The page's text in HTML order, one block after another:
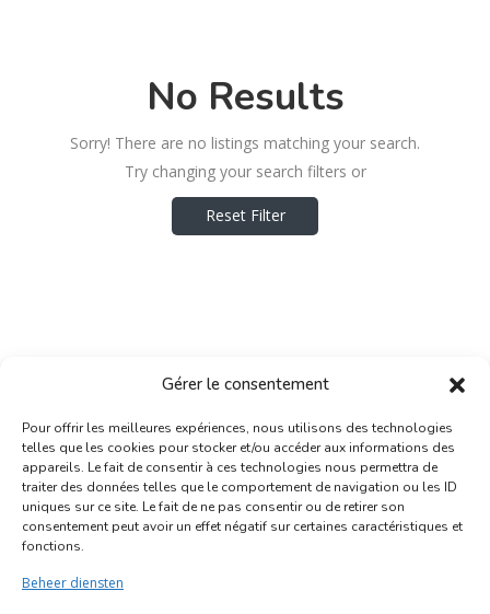
Gérer le consentement
Pour offrir les meilleures expériences, nous utilisons des technologies
telles que les cookies pour stocker et/ou accéder aux informations des
appareils. Le fait de consentir à ces technologies nous permettra de
traiter des données telles que le comportement de navigation ou les ID
uniques sur ce site. Le fait de ne pas consentir ou de retirer son
consentement peut avoir un effet négatif sur certaines caractéristiques et
fonctions.
Beheer diensten
No Results
Sorry! There are no listings matching your search.
Try changing your search filters or
Reset Filter
Inscription Commerce